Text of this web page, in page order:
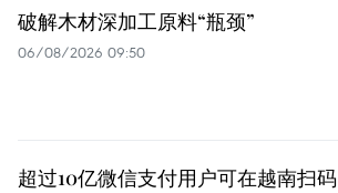
破解木材深加工原料“瓶颈”
06/08/2026 09:50
超过10亿微信支付用户可在越南扫码